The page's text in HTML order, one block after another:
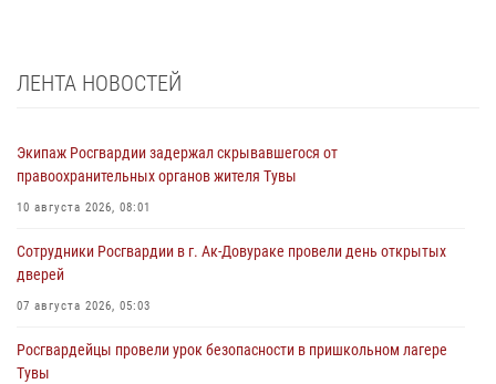
ЛЕНТА НОВОСТЕЙ
Экипаж Росгвардии задержал скрывавшегося от
правоохранительных органов жителя Тувы
10 августа 2026, 08:01
Сотрудники Росгвардии в г. Ак-Довураке провели день открытых
дверей
07 августа 2026, 05:03
Росгвардейцы провели урок безопасности в пришкольном лагере
Тувы